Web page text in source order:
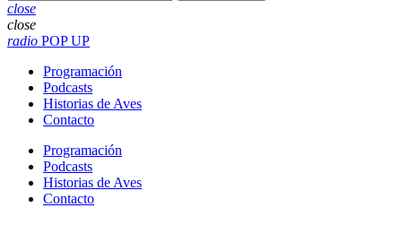
close
close
radio POP UP
Programación
Podcasts
Historias de Aves
Contacto
Programación
Podcasts
Historias de Aves
Contacto